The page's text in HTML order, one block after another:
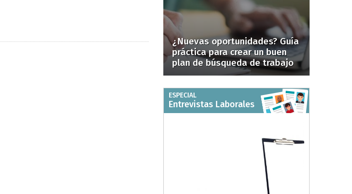
¿Nuevas oportunidades? Guía
práctica para crear un buen
plan de búsqueda de trabajo
ESPECIAL
Entrevistas Laborales